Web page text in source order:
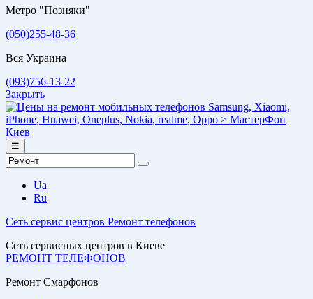
Метро "Позняки"
(050)255-48-36
Вся Украина
(093)756-13-22
Закрыть
☰
Ua
Ru
Сеть сервис центров Ремонт телефонов
Сеть сервисных центров в Киеве
РЕМОНТ ТЕЛЕФОНОВ
Ремонт Смарфонов